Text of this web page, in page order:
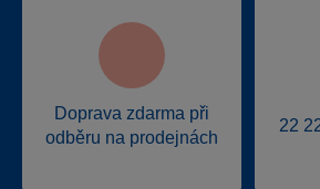
Doprava zdarma při
odběru na prodejnách
22